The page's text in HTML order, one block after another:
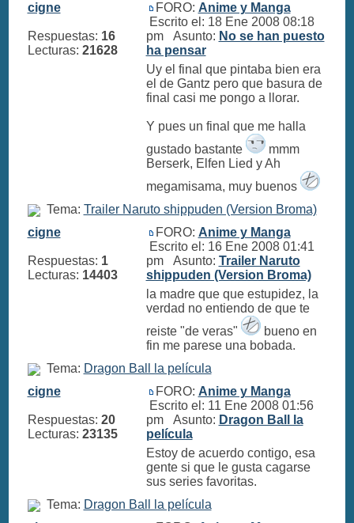
cigne
Respuestas: 16
Lecturas: 21628
FORO: Anime y Manga
Escrito el: 18 Ene 2008 08:18
pm Asunto: No se han puesto
ha pensar
Uy el final que pintaba bien era
el de Gantz pero que basura de
final casi me pongo a llorar.
Y pues un final que me halla
gustado bastante
mmm
Berserk, Elfen Lied y Ah
megamisama, muy buenos
Tema: Trailer Naruto shippuden (Version Broma)
cigne
Respuestas: 1
Lecturas: 14403
FORO: Anime y Manga
Escrito el: 16 Ene 2008 01:41
pm Asunto: Trailer Naruto
shippuden (Version Broma)
la madre que que estupidez, la
verdad no entiendo de que te
reiste "de veras"
bueno en
fin me parese una bobada.
Tema: Dragon Ball la película
cigne
Respuestas: 20
Lecturas: 23135
FORO: Anime y Manga
Escrito el: 11 Ene 2008 01:56
pm Asunto: Dragon Ball la
película
Estoy de acuerdo contigo, esa
gente si que le gusta cagarse
sus series favoritas.
Tema: Dragon Ball la película